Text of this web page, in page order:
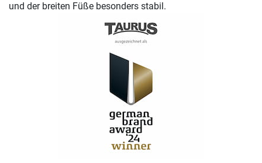
und der breiten Füße besonders stabil.